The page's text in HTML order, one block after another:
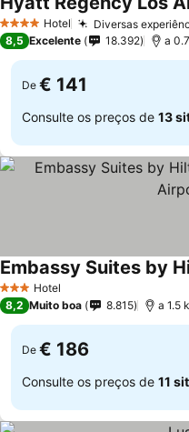
4 EstrelasHotel Diversas
8,5 Excelente 18.392
De € 141
Consulte os preços de 13
3 EstrelasHotel
8,2 Muito boa 8.815
De € 186
Consulte os preços de 11